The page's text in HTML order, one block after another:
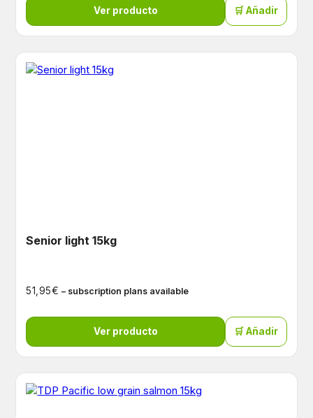
Ver producto 🛒 Añadir
Senior light 15kg
51,95€ – subscription plans available
Ver producto 🛒 Añadir